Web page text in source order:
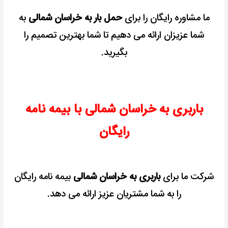
ما مشاوره رایگان را برایحمل بار به خراسان شمالی به
شما عزیزان ارائه می دهیم تا شما بهترین تصمیم را
بگیرید.
باربری به خراسان شمالی با بیمه نامه
رایگان
شرکت ما برایباربری به خراسان شمالی بیمه نامه رایگان
را به شما مشتریان عزیز ارائه می دهد.